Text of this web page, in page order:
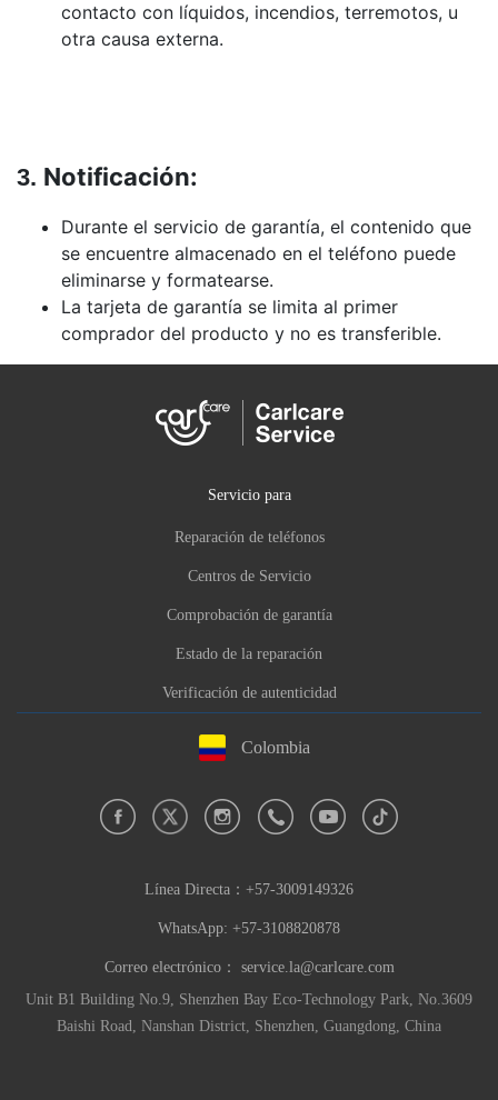
contacto con líquidos, incendios, terremotos, u
otra causa externa.
3. Notificación:
Durante el servicio de garantía, el contenido que
se encuentre almacenado en el teléfono puede
eliminarse y formatearse.
La tarjeta de garantía se limita al primer
comprador del producto y no es transferible.
Servicio para
Reparación de teléfonos
Centros de Servicio
Comprobación de garantía
Estado de la reparación
Verificación de autenticidad
Colombia
Línea Directa： +57-3009149326
WhatsApp: +57-3108820878
Correo electrónico： service.la@carlcare.com
Unit B1 Building No.9, Shenzhen Bay Eco-Technology Park, No.3609
Baishi Road, Nanshan District, Shenzhen, Guangdong, China